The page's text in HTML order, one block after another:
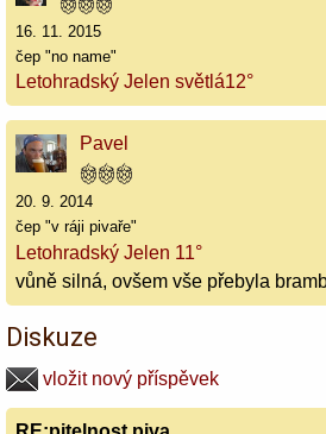
16. 11. 2015
čep "no name"
Letohradský Jelen světlá12°
Pavel
20. 9. 2014
čep "v ráji pivaře"
Letohradský Jelen 11°
vůně silná, ovšem vše přebyla
Diskuze
vložit nový příspěvek